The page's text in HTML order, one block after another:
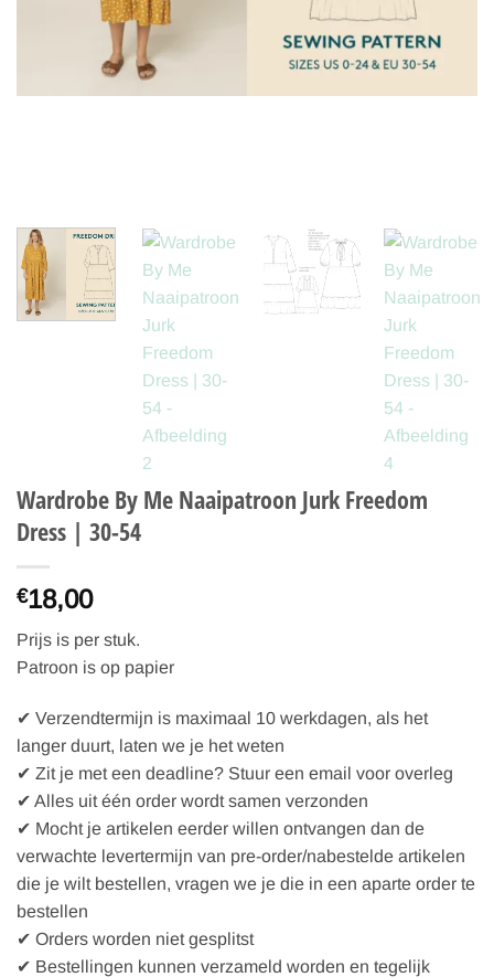
Wardrobe By Me Naaipatroon Jurk Freedom
Dress | 30-54
€18,00
Prijs is per stuk.
Patroon is op papier
✔ Verzendtermijn is maximaal 10 werkdagen, als het
langer duurt, laten we je het weten
✔ Zit je met een deadline? Stuur een email voor overleg
✔ Alles uit één order wordt samen verzonden
✔ Mocht je artikelen eerder willen ontvangen dan de
verwachte levertermijn van pre-order/nabestelde artikelen
die je wilt bestellen, vragen we je die in een aparte order te
bestellen
✔ Orders worden niet gesplitst
✔ Bestellingen kunnen verzameld worden en tegelijk